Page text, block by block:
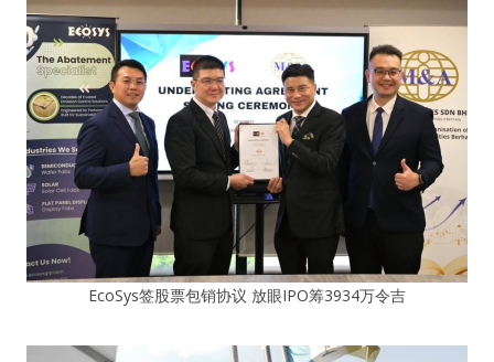
EcoSys签股票包销协议 放眼IPO筹3934万令吉